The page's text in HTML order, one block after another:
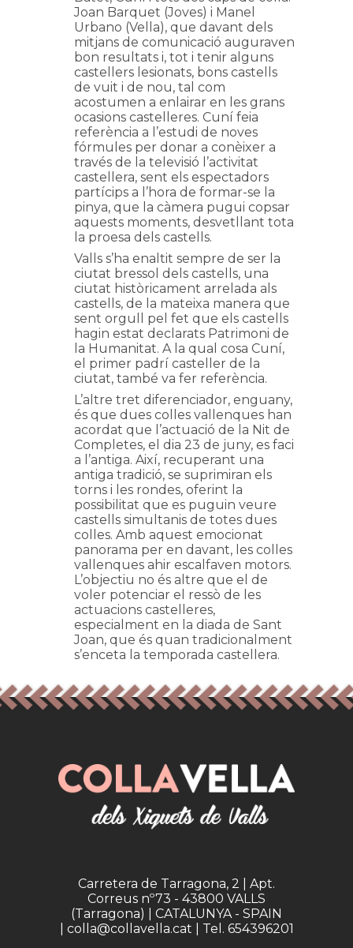
Joan Barquet (Joves) i Manel
Urbano (Vella), que davant dels
mitjans de comunicació auguraven
bon resultats i, tot i tenir alguns
castellers lesionats, bons castells
de vuit i de nou, tal com
acostumen a enlairar en les grans
ocasions castelleres. Cuní feia
referència a l’estudi de noves
fórmules per donar a conèixer a
través de la televisió l’activitat
castellera, sent els espectadors
partícips a l’hora de formar-se la
pinya, que la càmera pugui copsar
aquests moments, desvetllant tota
la proesa dels castells.
Valls s’ha enaltit sempre de ser la
ciutat bressol dels castells, una
ciutat històricament arrelada als
castells, de la mateixa manera que
sent orgull pel fet que els castells
hagin estat declarats Patrimoni de
la Humanitat. A la qual cosa Cuní,
el primer padrí casteller de la
ciutat, també va fer referència.
L’altre tret diferenciador, enguany,
és que dues colles vallenques han
acordat que l’actuació de la Nit de
Completes, el dia 23 de juny, es faci
a l’antiga. Així, recuperant una
antiga tradició, se suprimiran els
torns i les rondes, oferint la
possibilitat que es puguin veure
castells simultanis de totes dues
colles. Amb aquest emocionat
panorama per en davant, les colles
vallenques ahir escalfaven motors.
L’objectiu no és altre que el de
voler potenciar el ressò de les
actuacions castelleres,
especialment en la diada de Sant
Joan, que és quan tradicionalment
s’enceta la temporada castellera.
Carretera de Tarragona, 2 | Apt.
Correus nº73 - 43800 VALLS
(Tarragona) | CATALUNYA - SPAIN
| colla@collavella.cat | Tel. 654396201